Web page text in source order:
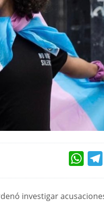
investigar